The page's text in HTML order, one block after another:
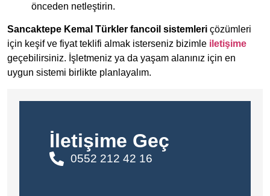
İletişime Geç
0552 212 42 16
önceden netleştirin.
Sancaktepe Kemal Türkler fancoil sistemleri çözümleri
için keşif ve fiyat teklifi almak isterseniz bizimle iletişime
geçebilirsiniz. İşletmeniz ya da yaşam alanınız için en
uygun sistemi birlikte planlayalım.